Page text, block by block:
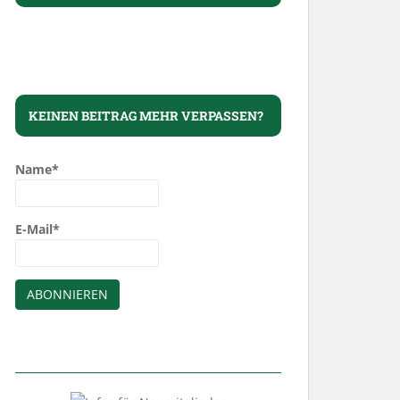
KEINEN BEITRAG MEHR VERPASSEN?
Name*
E-Mail*